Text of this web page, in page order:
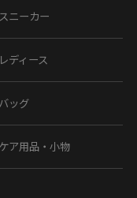
スニーカー
レディース
バッグ
ケア用品・小物